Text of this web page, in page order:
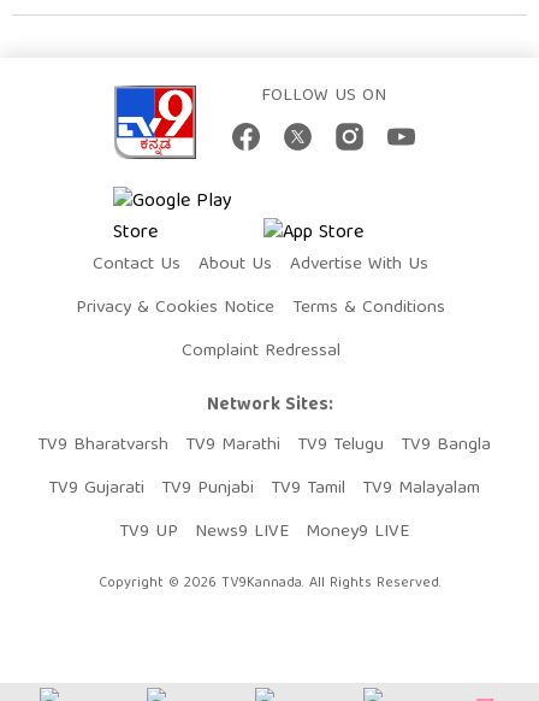
FOLLOW US ON
Contact Us About Us
Advertise With Us
Privacy & Cookies Notice
Terms & Conditions
Complaint Redressal
Network Sites:
TV9 Bharatvarsh
TV9 Marathi TV9 Telugu
TV9 Bangla
TV9 Gujarati
TV9 Punjabi TV9 Tamil
TV9 Malayalam
TV9 UP
News9 LIVE Money9 LIVE
Copyright © 2026 TV9Kannada. All Rights Reserved.